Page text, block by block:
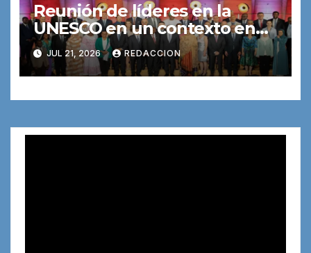
Reunión de líderes en la
UNESCO en un contexto en
que 113 países gastan más en
deuda que en educación
JUL 21, 2026 REDACCION